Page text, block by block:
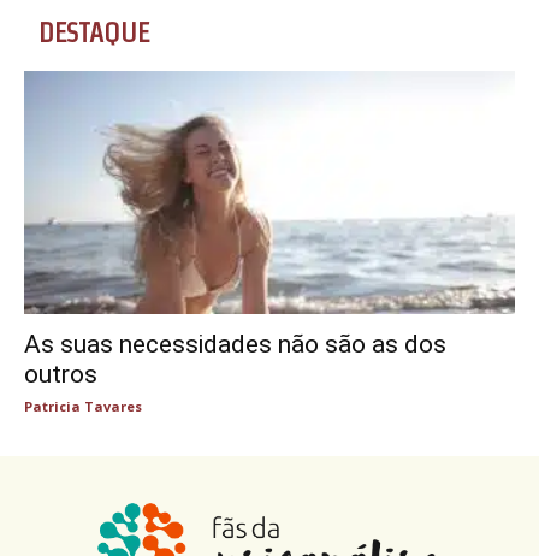
DESTAQUE
As suas necessidades não são as dos
outros
Patricia Tavares